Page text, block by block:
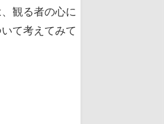
観る者の心に
て考えてみて